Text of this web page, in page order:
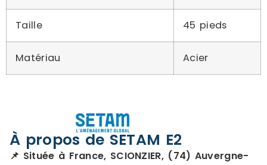
Taille 45 pieds
Matériau Acier
À propos de SETAM E2
📌 Située à France, SCIONZIER, (74) Auvergne-